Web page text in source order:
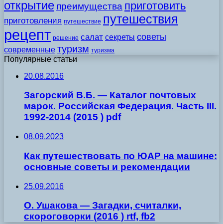
открытие преимущества приготовить
приготовления путешествие путешествия
рецепт решение салат секреты советы
современные туризм туризма
Популярные статьи
20.08.2016
Загорский В.Б. — Каталог почтовых
марок. Российская Федерация. Часть III.
1992-2014 (2015 ) pdf
08.09.2023
Как путешествовать по ЮАР на машине:
основные советы и рекомендации
25.09.2016
О. Ушакова — Загадки, считалки,
скороговорки (2016 ) rtf, fb2